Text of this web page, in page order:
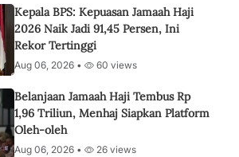
Kepala BPS: Kepuasan Jamaah Haji
2026 Naik Jadi 91,45 Persen, Ini
Rekor Tertinggi
Aug 06, 2026 • 60 views
Belanjaan Jamaah Haji Tembus Rp
1,96 Triliun, Menhaj Siapkan Platform
Oleh-oleh
Aug 06, 2026 • 26 views